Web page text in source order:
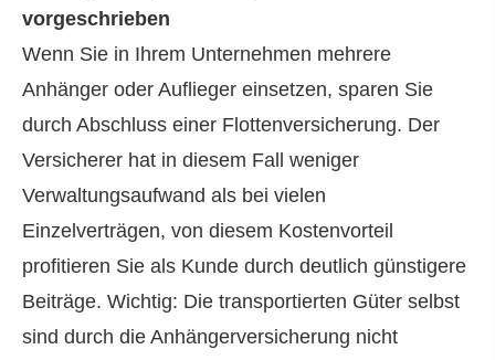
vorgeschrieben
Wenn Sie in Ihrem Unternehmen mehrere
Anhänger oder Auflieger einsetzen, sparen Sie
durch Abschluss einer Flottenversicherung. Der
Versicherer hat in diesem Fall weniger
Verwaltungsaufwand als bei vielen
Einzelverträgen, von diesem Kostenvorteil
profitieren Sie als Kunde durch deutlich günstigere
Beiträge. Wichtig: Die transportierten Güter selbst
sind durch die Anhängerversicherung nicht